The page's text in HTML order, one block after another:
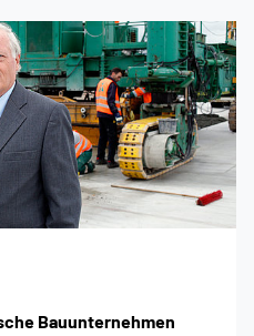
Bauunternehmen